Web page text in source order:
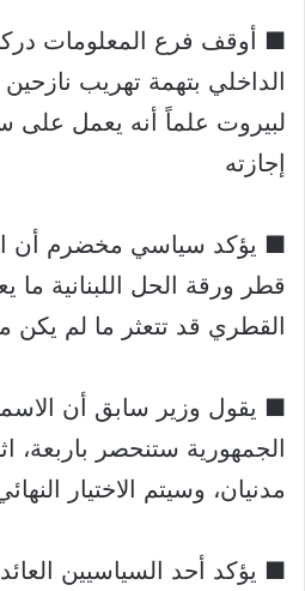
■ أوقف فرع المعلومات
الداخلي بتهمة تهريب
لبيروت علماً أنه يعمل على
إجازته
■ يؤكد سياسي مخضرم أن
قطر ورقة الحل اللبنانية ما
القطري قد تتعثر ما لم يكن
■ يقول وزير سابق أن
الجمهورية ستنحصر باربعة،
مدنيان، وسيتم الاختيار
■ يؤكد أحد السياسيين